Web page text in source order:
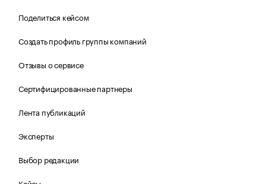
Поделиться кейсом
Создать профиль группы компаний
Отзывы о сервисе
Сертифицированные партнеры
Лента публикаций
Эксперты
Выбор редакции